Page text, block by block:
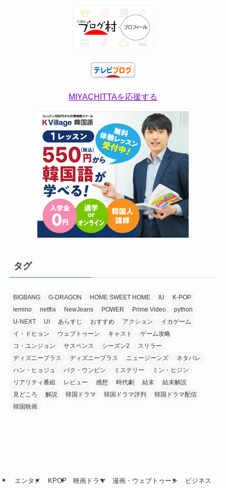
MIYACHITTAを応援する
タグ
BIGBANG G-DRAGON HOME SWEET HOME IU
K-POP
lemino
netflix NewJeans POWER Prime Video
python
U-NEXT
UI あらすじ おすすめ アクション
イカゲーム
イ・ドヒョン
ウェブトゥーン キャスト
ゲーム攻略
コ・ユンジョン
サスペンス シーズン2
スリラー
ディズニープラス
ディズニープラス ニュージーンズ
ネタバレ
ハン・ヒョジュ
パク・ウンビン ミステリー
ミン・ヒジン
リアリティ番組
レビュー 感想 時代劇 結末
結末解説
見どころ
解説 韓国ドラマ 韓国ドラマ評判
韓国ドラマ配信
韓国映画
エンタメ KPOP 映画ドラマ 漫画・ウェブトゥーン ビジネス